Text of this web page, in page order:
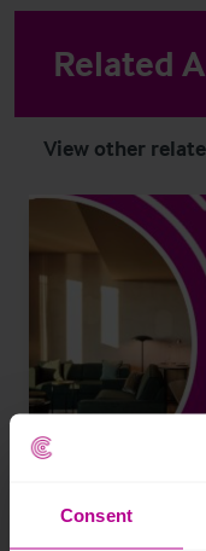
Consent
Related
View other